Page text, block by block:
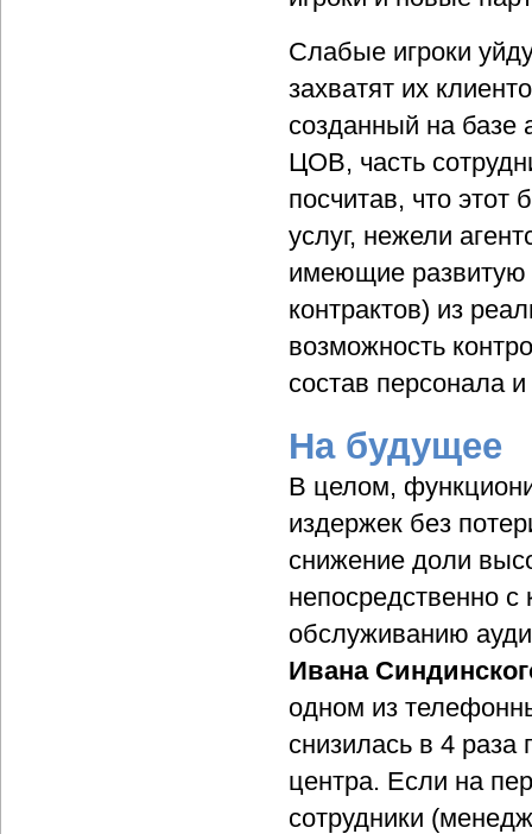
Слабые игроки
захватят их
созданный на базе
ЦОВ, часть
посчитав, что этот
услуг, нежели
имеющие развитую
контрактов) из
возможность
состав персонала
На будущее
В целом,
издержек без
снижение доли
непосредственно
обслуживанию
Ивана
одном из
снизилась в 4 раза
центра. Если на
сотрудники